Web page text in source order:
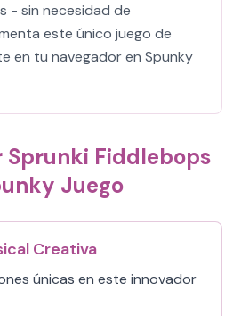
- sin necesidad de
este único juego de
en tu navegador en Spunky
Sprunki Fiddlebops
Juego
Creativa
únicas en este innovador